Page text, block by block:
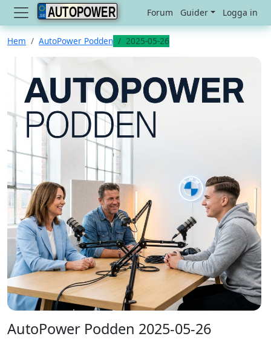
AUTOPOWER Forum Guider Logga in
Hem AutoPower Podden 2025-05-26
AutoPower Podden 2025-05-26